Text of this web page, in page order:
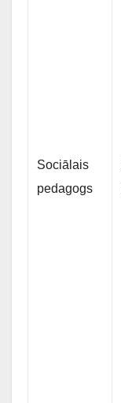
Sociālais
pedagogs